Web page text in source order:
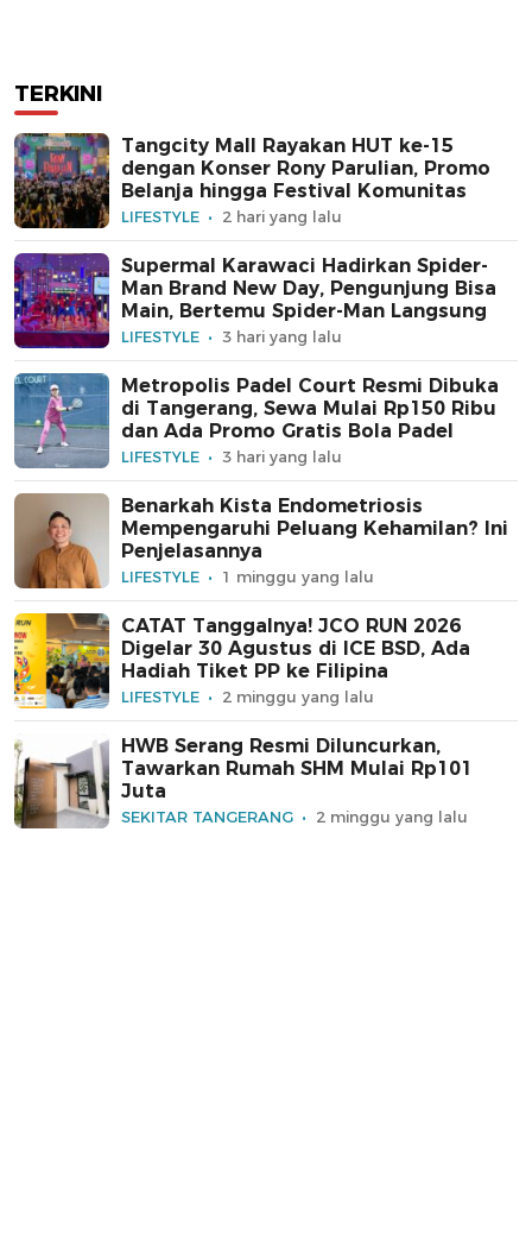
TERKINI
Tangcity Mall Rayakan HUT ke-15
dengan Konser Rony Parulian, Promo
Belanja hingga Festival Komunitas
LIFESTYLE 2 hari yang lalu
Supermal Karawaci Hadirkan Spider-
Man Brand New Day, Pengunjung Bisa
Main, Bertemu Spider-Man Langsung
LIFESTYLE 3 hari yang lalu
Metropolis Padel Court Resmi Dibuka
di Tangerang, Sewa Mulai Rp150 Ribu
dan Ada Promo Gratis Bola Padel
LIFESTYLE 3 hari yang lalu
Benarkah Kista Endometriosis
Mempengaruhi Peluang Kehamilan? Ini
Penjelasannya
LIFESTYLE 1 minggu yang lalu
CATAT Tanggalnya! JCO RUN 2026
Digelar 30 Agustus di ICE BSD, Ada
Hadiah Tiket PP ke Filipina
LIFESTYLE 2 minggu yang lalu
HWB Serang Resmi Diluncurkan,
Tawarkan Rumah SHM Mulai Rp101
Juta
SEKITAR TANGERANG 2 minggu yang lalu